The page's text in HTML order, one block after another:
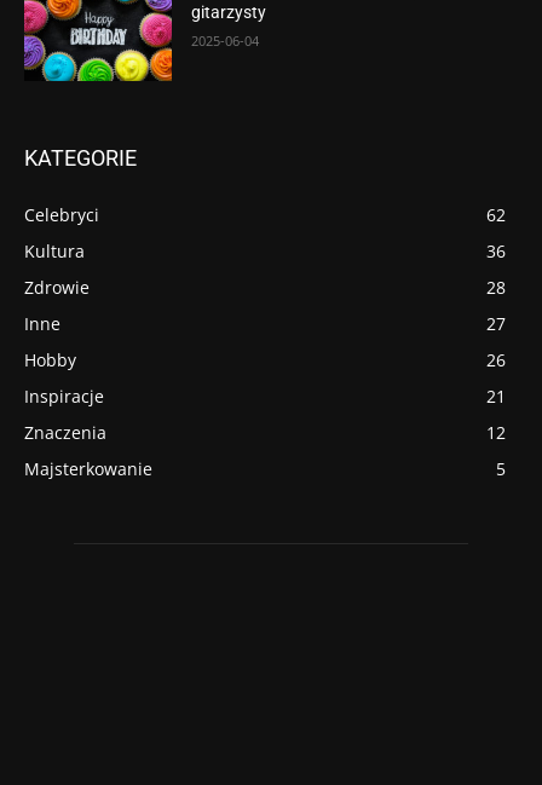
gitarzysty
2025-06-04
KATEGORIE
Celebryci
62
Kultura
36
Zdrowie
28
Inne
27
Hobby
26
Inspiracje
21
Znaczenia
12
Majsterkowanie
5